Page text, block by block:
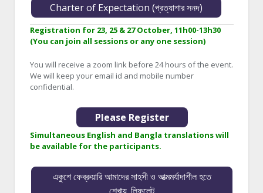
Charter of Expectation (প্রত্যাশার সনদ)
Registration for 23, 25 & 27 October, 11h00-13h30
(You can join all sessions or any one session)
You will receive a zoom link before 24 hours of the event.
We will keep your email id and mobile number
confidential.
Please Register
Simultaneous English and Bangla translations will
be available for the participants.
একুশে ফেব্রুয়ারি আমাদের সাহসী ও আত্মমর্যাদাশীল হতে